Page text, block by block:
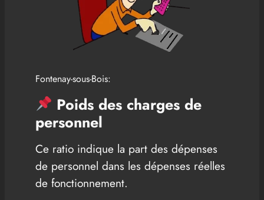
Fontenay-sous-Bois:
Poids des charges de
personnel
Ce ratio indique la part des dépenses
de personnel dans les dépenses réelles
de fonctionnement.